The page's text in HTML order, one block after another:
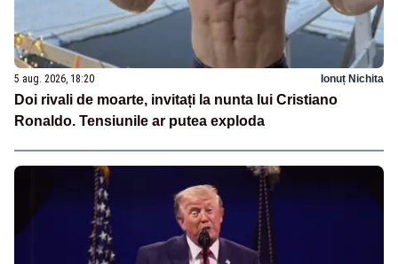
5 aug. 2026, 18:20 Ionuț Nichita
Doi rivali de moarte, invitați la nunta lui Cristiano
Ronaldo. Tensiunile ar putea exploda